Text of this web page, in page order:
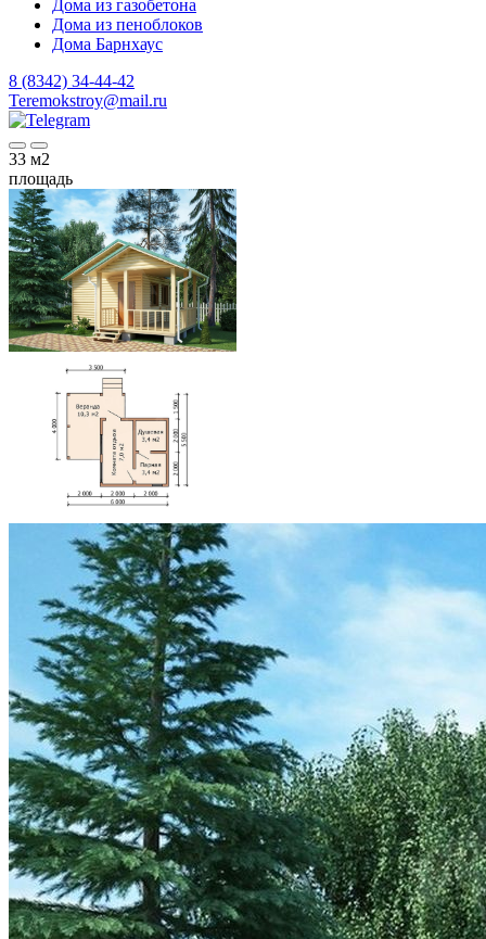
Дома из газобетона
Дома из пеноблоков
Дома Барнхаус
8 (8342) 34-44-42
Teremokstroy@mail.ru
33 м2
площадь